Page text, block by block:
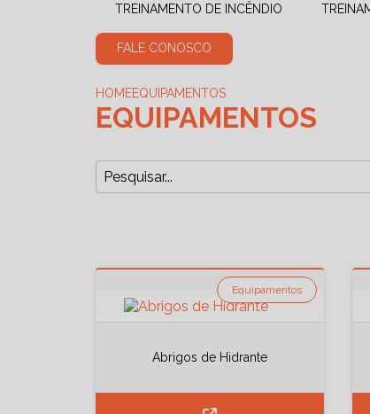
TREINAMENTO DE INCÊNDIO
FALE CONOSCO
HOMEEQUIPAMENTOS
EQUIPAMENTOS
Abrigos de Hidrante
Equipamentos